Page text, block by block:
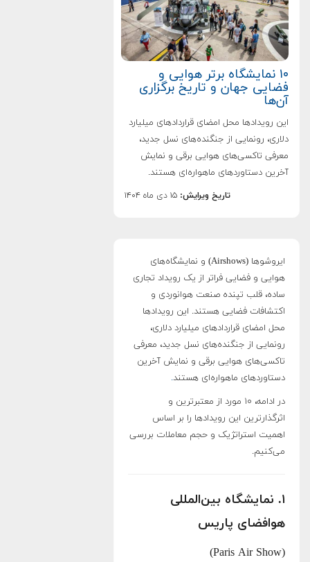
۱۰ نمایشگاه برتر هوایی و
فضایی جهان و تاریخ برگزاری
آن‌ها
این رویدادها محل امضای قراردادهای میلیارد
دلاری، رونمایی از جنگنده‌های نسل جدید،
معرفی تاکسی‌های هوایی برقی و نمایش
آخرین دستاوردهای ماهواره‌ای هستند.
تاریخ ویرایش: ۱۵ دی ماه ۱۴۰۴
ایروشوها (Airshows) و نمایشگاه‌های
هوایی و فضایی فراتر از یک رویداد تجاری
ساده، قلب تپنده صنعت هوانوردی و
اکتشافات فضایی هستند. این رویدادها
محل امضای قراردادهای میلیارد دلاری،
رونمایی از جنگنده‌های نسل جدید، معرفی
تاکسی‌های هوایی برقی و نمایش آخرین
دستاوردهای ماهواره‌ای هستند.
در ادامه، ۱۰ مورد از معتبرترین و
اثرگذارترین این رویدادها را بر اساس
اهمیت استراتژیک و حجم معاملات بررسی
می‌کنیم.
۱. نمایشگاه بین‌المللی
هوافضای پاریس
(Paris Air Show)